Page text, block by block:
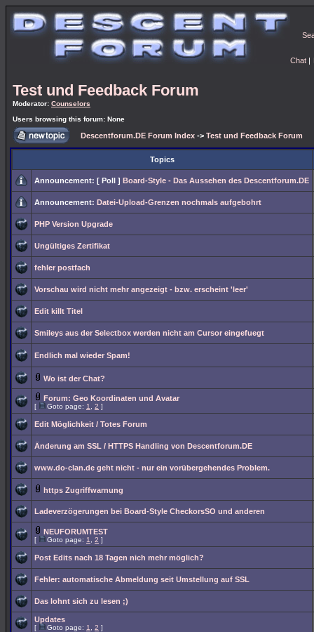
Chat |
Test und Feedback Forum
Moderator: Counselors
Users browsing this forum: None
Descentforum.DE Forum Index -> Test und Feedback Forum
Topics
Announcement: [ Poll ] Board-Style - Das Aussehen des Descentforum.DE
Announcement: Datei-Upload-Grenzen nochmals aufgebohrt
PHP Version Upgrade
Ungültiges Zertifikat
fehler postfach
Vorschau wird nicht mehr angezeigt - bzw. erscheint 'leer'
Edit killt Titel
Smileys aus der Selectbox werden nicht am Cursor eingefuegt
Endlich mal wieder Spam!
Wo ist der Chat?
Forum: Geo Koordinaten und Avatar
[ Goto page: 1 2 ]
Edit Möglichkeit / Totes Forum
Änderung am SSL / HTTPS Handling von Descentforum.DE
www.do-clan.de geht nicht - nur ein vorübergehendes Problem.
https Zugriffwarnung
Ladeverzögerungen bei Board-Style CheckorsSO und anderen
NEUFORUMTEST
[ Goto page: 1 2 ]
Post Edits nach 18 Tagen nich mehr möglich?
Fehler: automatische Abmeldung seit Umstellung auf SSL
Das lohnt sich zu lesen ;)
Updates
[ Goto page: 1 2 ]